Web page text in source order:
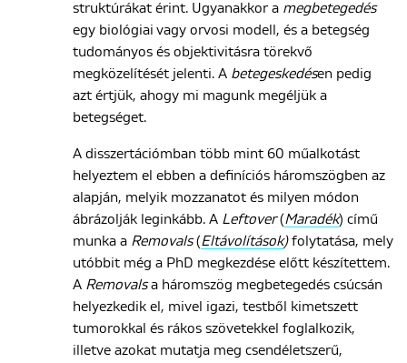
struktúrákat érint. Ugyanakkor a megbetegedés
egy biológiai vagy orvosi modell, és a betegség
tudományos és objektivitásra törekvő
megközelítését jelenti. A betegeskedésen pedig
azt értjük, ahogy mi magunk megéljük a
betegséget.
A disszertációmban több mint 60 műalkotást
helyeztem el ebben a definíciós háromszögben az
alapján, melyik mozzanatot és milyen módon
ábrázolják leginkább. A Leftover(Maradék) című
munka a Removals(Eltávolítások)folytatása, mely
utóbbit még a PhD megkezdése előtt készítettem.
A Removalsa háromszög megbetegedés csúcsán
helyezkedik el, mivel igazi, testből kimetszett
tumorokkal és rákos szövetekkel foglalkozik,
illetve azokat mutatja meg csendéletszerű,